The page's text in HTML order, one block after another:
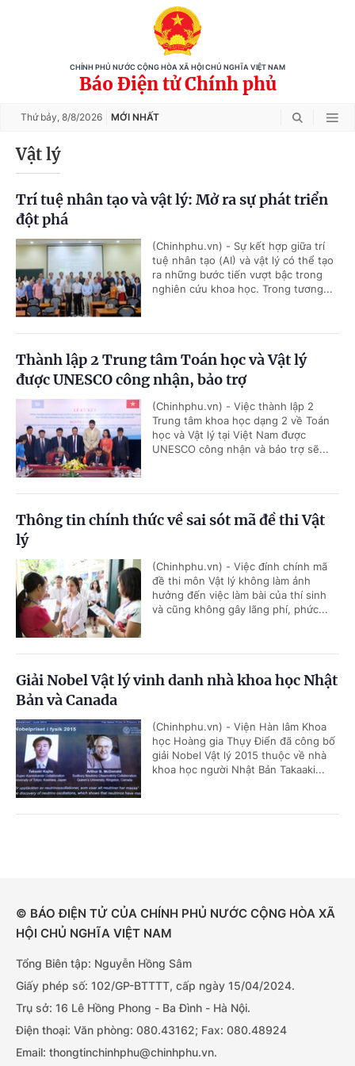
CHÍNH PHỦ NƯỚC CỘNG HÒA XÃ HỘI CHỦ NGHĨA VIỆT NAM
Báo Điện tử Chính phủ
Thứ bảy, 8/8/2026 MỚI NHẤT
Vật lý
Trí tuệ nhân tạo và vật lý: Mở ra sự phát triển
đột phá
(Chinhphu.vn) - Sự kết hợp giữa trí
tuệ nhân tạo (AI) và vật lý có thể tạo
ra những bước tiến vượt bậc trong
nghiên cứu khoa học. Trong tương...
Thành lập 2 Trung tâm Toán học và Vật lý
được UNESCO công nhận, bảo trợ
(Chinhphu.vn) - Việc thành lập 2
Trung tâm khoa học dạng 2 về Toán
học và Vật lý tại Việt Nam được
UNESCO công nhận và bảo trợ sẽ...
Thông tin chính thức về sai sót mã đề thi Vật
lý
(Chinhphu.vn) - Việc đính chính mã
đề thi môn Vật lý không làm ảnh
hưởng đến việc làm bài của thí sinh
và cũng không gây lãng phí, phức...
Giải Nobel Vật lý vinh danh nhà khoa học Nhật
Bản và Canada
(Chinhphu.vn) - Viện Hàn lâm Khoa
học Hoàng gia Thụy Điển đã công bố
giải Nobel Vật lý 2015 thuộc về nhà
khoa học người Nhật Bản Takaaki...
© BÁO ĐIỆN TỬ CỦA CHÍNH PHỦ NƯỚC CỘNG HÒA XÃ
HỘI CHỦ NGHĨA VIỆT NAM
Tổng Biên tập: Nguyễn Hồng Sâm
Giấy phép số: 102/GP-BTTTT, cấp ngày 15/04/2024.
Trụ sở: 16 Lê Hồng Phong - Ba Đình - Hà Nội.
Điện thoại: Văn phòng: 080.43162; Fax: 080.48924
Email: thongtinchinhphu@chinhphu.vn.